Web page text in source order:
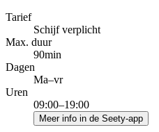
Tarief
Schijf verplicht
Max. duur
90min
Dagen
Ma–vr
Uren
09:00–19:00
Meer info in de Seety-app